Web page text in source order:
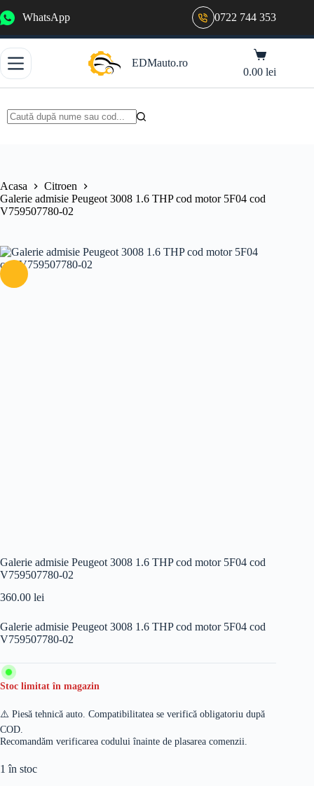
la
WhatsApp 0722 744 353
EDMauto.ro
Coș
de
cumpărături
0.00lei
Acasa
Citroen
Galerie admisie Peugeot 3008 1.6 THP cod motor 5F04 cod
V759507780-02
Galerie admisie Peugeot 3008 1.6 THP cod motor 5F04 cod
V759507780-02
360.00 lei
Galerie admisie Peugeot 3008 1.6 THP cod motor 5F04 cod
V759507780-02
Stoc limitat în magazin
⚠️ Piesă tehnică auto. Compatibilitatea se verifică obligatoriu după
COD.
Recomandăm verificarea codului înainte de plasarea comenzii.
1 în stoc